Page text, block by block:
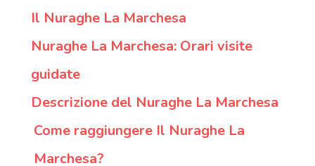
Il Nuraghe La Marchesa
Nuraghe La Marchesa: Orari visite
guidate
Descrizione del Nuraghe La Marchesa
Come raggiungere Il Nuraghe La
Marchesa?